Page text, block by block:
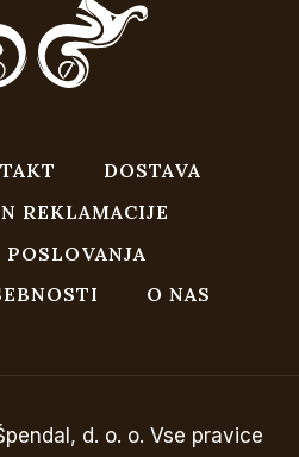
DOSTAVA
REKLAMACIJE
O NAS
d. o. o. Vse pravice